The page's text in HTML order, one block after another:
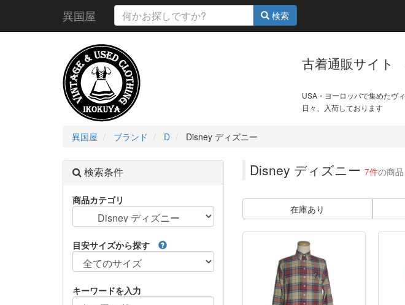
異国屋 検索
古着通販サイト
USA・ヨーロッパで集めたヴ
日々、入荷しております
異国屋 ブランド D Disney ディズニー
Disney ディズニー 7件の商品
在庫あり
検索条件
商品カテゴリ
目安サイズから探す
キーワードを入力